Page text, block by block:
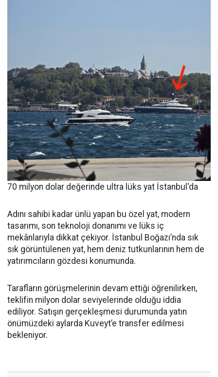
70 milyon dolar değerinde ultra lüks yat İstanbul'da
Adını sahibi kadar ünlü yapan bu özel yat, modern
tasarımı, son teknoloji donanımı ve lüks iç
mekânlarıyla dikkat çekiyor. İstanbul Boğazı’nda sık
sık görüntülenen yat, hem deniz tutkunlarının hem de
yatırımcıların gözdesi konumunda.
Tarafların görüşmelerinin devam ettiği öğrenilirken,
teklifin milyon dolar seviyelerinde olduğu iddia
ediliyor. Satışın gerçekleşmesi durumunda yatın
önümüzdeki aylarda Kuveyt’e transfer edilmesi
bekleniyor.